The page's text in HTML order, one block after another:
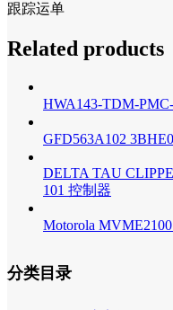
跟踪运单
Related products
HWA143-TDM-
GFD563A102
DELTA TAU
101 控制器
Motorola
分类目录